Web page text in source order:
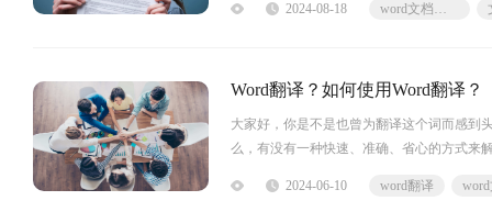
你的文字在国际舞台上闪耀光芒！
2024-08-18 word文档翻译
Word翻译？如何使用Word翻译？
大家好，你是不是也曾为翻译这个词而感到
么，有没有一种快速、准确、省心的方式来
翻译”中，即可享受到快捷的翻译服务。让
2024-06-10 word翻译